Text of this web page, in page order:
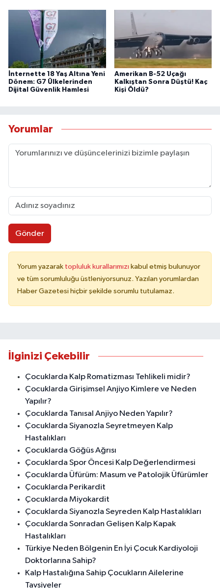
İnternette 18 Yaş Altına Yeni
Dönem: G7 Ülkelerinden
Dijital Güvenlik Hamlesi
Amerikan B-52 Uçağı
Kalkıştan Sonra Düştü! Kaç
Kişi Öldü?
Yorumlar
Gönder
Yorum yazarak topluluk kurallarımızı kabul etmiş bulunuyor
ve tüm sorumluluğu üstleniyorsunuz. Yazılan yorumlardan
Haber Gazetesi hiçbir şekilde sorumlu tutulamaz.
İlginizi Çekebilir
Çocuklarda Kalp Romatizması Tehlikeli midir?
Çocuklarda Girişimsel Anjiyo Kimlere ve Neden
Yapılır?
Çocuklarda Tanısal Anjiyo Neden Yapılır?
Çocuklarda Siyanozla Seyretmeyen Kalp
Hastalıkları
Çocuklarda Göğüs Ağrısı
Çocuklarda Spor Öncesi Kalp Değerlendirmesi
Çocuklarda Üfürüm: Masum ve Patolojik Üfürümler
Çocuklarda Perikardit
Çocuklarda Miyokardit
Çocuklarda Siyanozla Seyreden Kalp Hastalıkları
Çocuklarda Sonradan Gelişen Kalp Kapak
Hastalıkları
Türkiye Neden Bölgenin En İyi Çocuk Kardiyoloji
Doktorlarına Sahip?
Kalp Hastalığına Sahip Çocukların Ailelerine
Tavsiyeler